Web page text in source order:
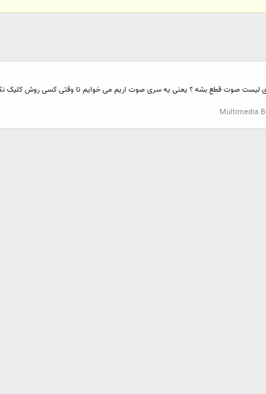
روی لیست صوت قطع بشه ؟ یعنی یه سری صوت اریم می خوایم تا وقتی کسی روش